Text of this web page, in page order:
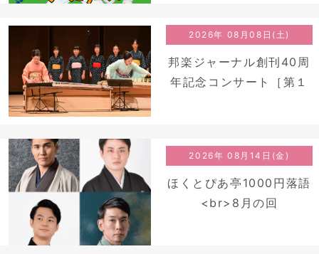
2026年 08月08日(土)
邦楽ジャーナル創刊40周
年記念コンサート［第１
2026年 08月14日(金)
ほくとぴあ亭1000円落語
<br>8月の回